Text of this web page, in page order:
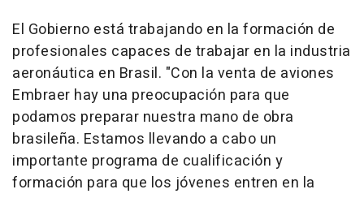
El Gobierno está trabajando en la formación de
profesionales capaces de trabajar en la industria
aeronáutica en Brasil. "Con la venta de aviones
Embraer hay una preocupación para que
podamos preparar nuestra mano de obra
brasileña. Estamos llevando a cabo un
importante programa de cualificación y
formación para que los jóvenes entren en la